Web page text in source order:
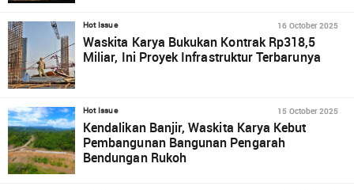
Hot Issue 16 October 2025
Waskita Karya Bukukan Kontrak Rp318,5
Miliar, Ini Proyek Infrastruktur Terbarunya
Hot Issue 15 October 2025
Kendalikan Banjir, Waskita Karya Kebut
Pembangunan Bangunan Pengarah
Bendungan Rukoh